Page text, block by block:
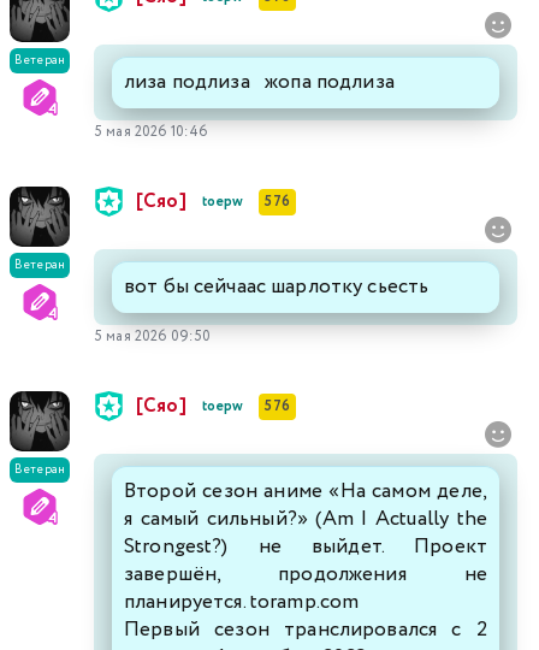
Ветеран
лиза подлиза жопа подлиза
5 мая 2026 10:46
Ветеран
[Сяо] toepw 576
вот бы сейчаас шарлотку сьесть
5 мая 2026 09:50
Ветеран
[Сяо] toepw 576
Второй сезон аниме «На самом деле,
я самый сильный?» (Am I Actually the
Strongest?) не выйдет. Проект
завершён, продолжения не
планируется. toramp.com
Первый сезон транслировался с 2